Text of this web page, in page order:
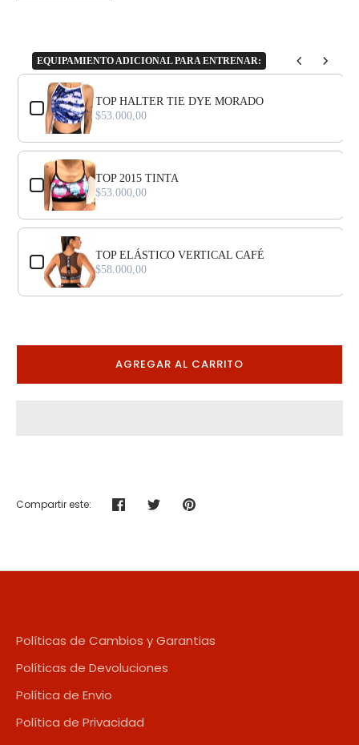
EQUIPAMIENTO ADICIONAL PARA ENTRENAR:
Use the Previous and Next buttons to navigate through product
TOP HALTER TIE DYE MORADO
$53.000,00
TOP 2015 TINTA
$53.000,00
TOP ELÁSTICO VERTICAL CAFÉ
$58.000,00
AGREGAR AL CARRITO
Compartir este: CompartirTuitearHacer
Políticas de Cambios y Garantias
Políticas de Devoluciones
Política de Envio
Política de Privacidad